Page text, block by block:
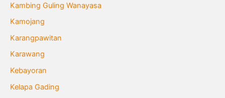
Kambing Guling Wanayasa
Kamojang
Karangpawitan
Karawang
Kebayoran
Kelapa Gading